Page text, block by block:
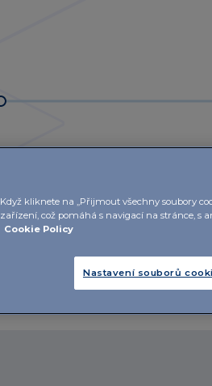
Když kliknete na „Přijmout všechny soubory
zařízení, což pomáhá s navigací na stránce,
Cookie Policy
Nastavení souborů